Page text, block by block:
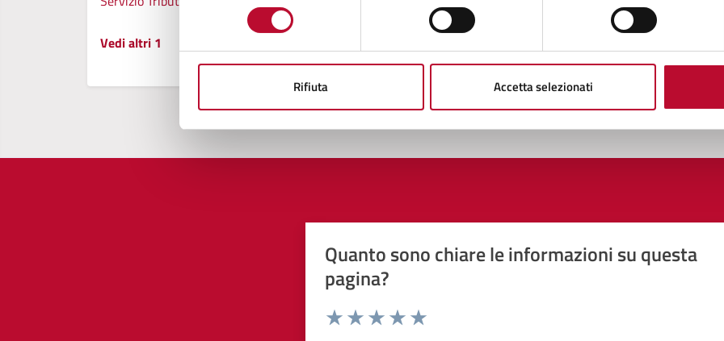
consenso
Rifiuta Accetta selezionati
Vedi altri 1
Quanto sono chiare le informazioni su questa
pagina?